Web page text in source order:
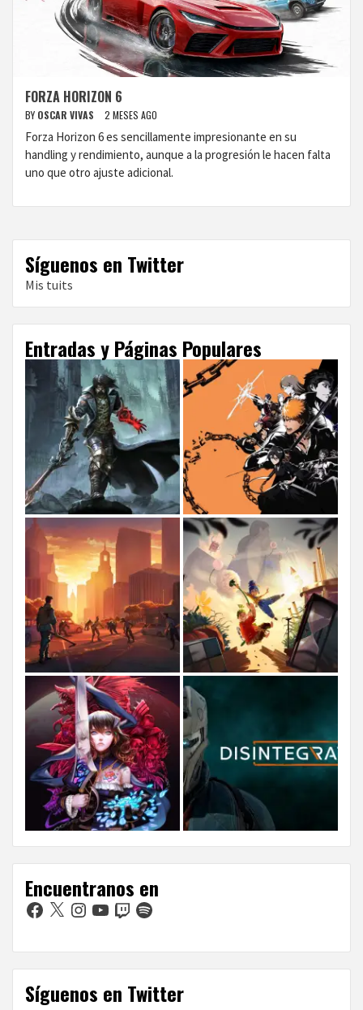
FORZA HORIZON 6
BY OSCAR VIVAS 2 MESES AGO
Forza Horizon 6 es sencillamente impresionante en su
handling y rendimiento, aunque a la progresión le hacen falta
uno que otro ajuste adicional.
Síguenos en Twitter
Mis tuits
Entradas y Páginas Populares
Encuentranos en
Facebook
X Instagram
YouTubeTwitchSpotify
Síguenos en Twitter